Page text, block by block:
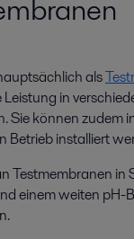
als
in
Sie können zudem
Betrieb installiert
Testmembranen
einem weiten pH-